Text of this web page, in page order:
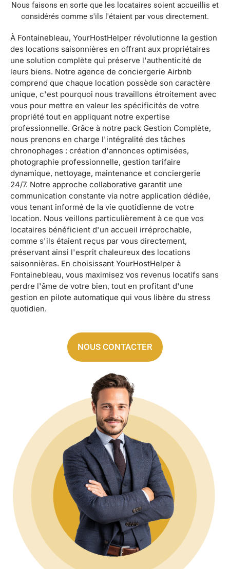
Nous faisons en sorte que les locataires soient accueillis et
considérés comme s'ils l'étaient par vous directement.
À Fontainebleau, YourHostHelper révolutionne la gestion
des locations saisonnières en offrant aux propriétaires
une solution complète qui préserve l'authenticité de
leurs biens. Notre agence de conciergerie Airbnb
comprend que chaque location possède son caractère
unique, c'est pourquoi nous travaillons étroitement avec
vous pour mettre en valeur les spécificités de votre
propriété tout en appliquant notre expertise
professionnelle. Grâce à notre pack Gestion Complète,
nous prenons en charge l'intégralité des tâches
chronophages : création d'annonces optimisées,
photographie professionnelle, gestion tarifaire
dynamique, nettoyage, maintenance et conciergerie
24/7. Notre approche collaborative garantit une
communication constante via notre application dédiée,
vous tenant informé de la vie quotidienne de votre
location. Nous veillons particulièrement à ce que vos
locataires bénéficient d'un accueil irréprochable,
comme s'ils étaient reçus par vous directement,
préservant ainsi l'esprit chaleureux des locations
saisonnières. En choisissant YourHostHelper à
Fontainebleau, vous maximisez vos revenus locatifs sans
perdre l'âme de votre bien, tout en profitant d'une
gestion en pilote automatique qui vous libère du stress
quotidien.
NOUS CONTACTER